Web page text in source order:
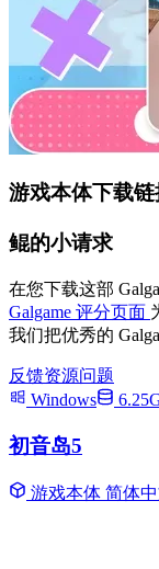
游戏本体下载链
鲲的小请求
在您下载这部
Galgame 评分页面
我们把优秀的
反馈资源问题
Windows
初音岛5
游戏本体 简体